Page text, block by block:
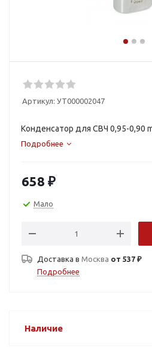
Артикул: УТ000002047
Конденсатор для СВЧ 0,95-0,90
Подробнее
658 ₽
Мало
Доставка в Москва от 537 ₽
Подробнее
Наличие